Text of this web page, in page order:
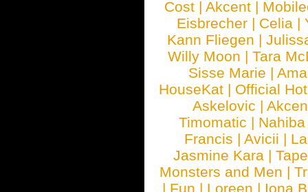
Cost |Akcent |
Eisbrecher | Celia |
Kann Fliegen |
Willy Moon |Tara
Sisse Marie |
HouseKat | Official
Askelovic |
Timomatic | Nahiba
Francis | Avicii |
Jasmine Kara |
Monsters and Men |
| Fun | Loreen | Iona